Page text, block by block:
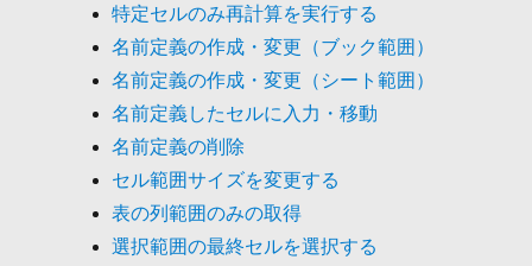
特定セルのみ再計算を実行する
名前定義の作成・変更（ブック範囲）
名前定義の作成・変更（シート範囲）
名前定義したセルに入力・移動
名前定義の削除
セル範囲サイズを変更する
表の列範囲のみの取得
選択範囲の最終セルを選択する